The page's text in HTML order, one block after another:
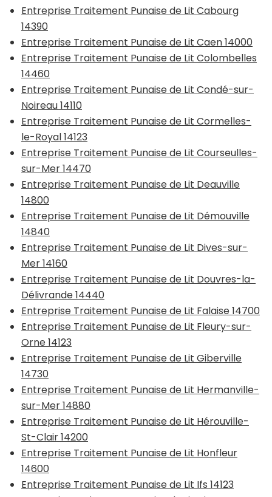
Entreprise Traitement Punaise de Lit Cabourg
14390
Entreprise Traitement Punaise de Lit Caen 14000
Entreprise Traitement Punaise de Lit Colombelles
14460
Entreprise Traitement Punaise de Lit Condé-sur-
Noireau 14110
Entreprise Traitement Punaise de Lit Cormelles-
le-Royal 14123
Entreprise Traitement Punaise de Lit Courseulles-
sur-Mer 14470
Entreprise Traitement Punaise de Lit Deauville
14800
Entreprise Traitement Punaise de Lit Démouville
14840
Entreprise Traitement Punaise de Lit Dives-sur-
Mer 14160
Entreprise Traitement Punaise de Lit Douvres-la-
Délivrande 14440
Entreprise Traitement Punaise de Lit Falaise 14700
Entreprise Traitement Punaise de Lit Fleury-sur-
Orne 14123
Entreprise Traitement Punaise de Lit Giberville
14730
Entreprise Traitement Punaise de Lit Hermanville-
sur-Mer 14880
Entreprise Traitement Punaise de Lit Hérouville-
St-Clair 14200
Entreprise Traitement Punaise de Lit Honfleur
14600
Entreprise Traitement Punaise de Lit Ifs 14123